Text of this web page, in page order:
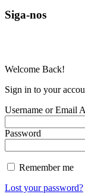
Siga-nos
Welcome Back!
Sign in to your
Username or Email
Password
Remember me
Lost your password?